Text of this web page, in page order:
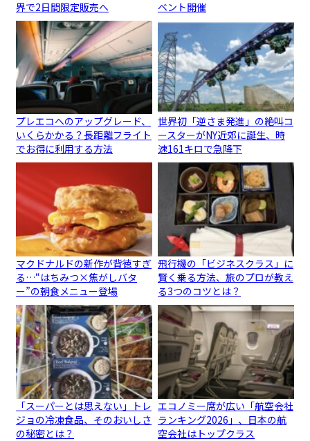
界で2日間限定販売へ ベント開催
プレエコへのアップグレード、
いくらかかる？長距離フライト
でお得に利用する方法
世界初「逆さま発進」の絶叫コ
ースターがNY近郊に誕生、時
速161キロで急降下
マクドナルドの新作が背徳すぎ
る…“はちみつ×焦がしバタ
ー”の朝食メニュー登場
飛行機の「ビジネスクラス」に
賢く乗る方法、旅のプロが教え
る3つのコツとは？
「スーパーとは思えない」トレ
ジョの冷凍食品、そのおいしさ
の秘密とは？
エコノミー席が広い「航空会社
ランキング2026」、日本の航
空会社はトップクラス